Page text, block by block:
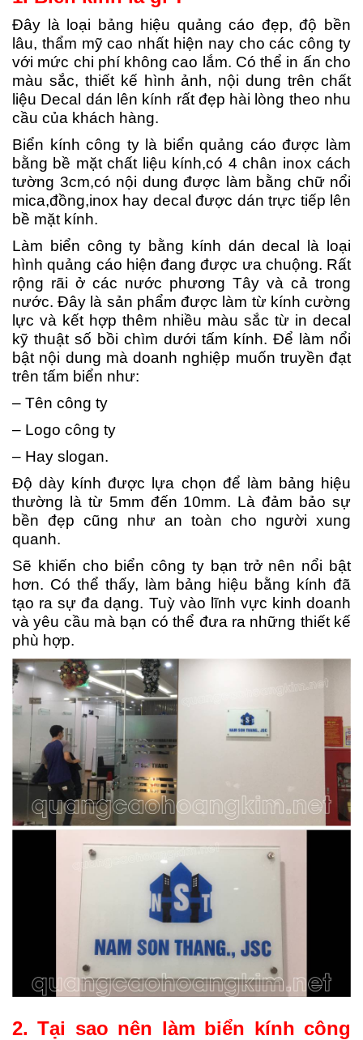
Đây là loại bảng hiệu quảng cáo đẹp, độ bền
lâu, thẩm mỹ cao nhất hiện nay cho các công ty
với mức chi phí không cao lắm. Có thể in ấn cho
màu sắc, thiết kế hình ảnh, nội dung trên chất
liệu Decal dán lên kính rất đẹp hài lòng theo nhu
cầu của khách hàng.
Biển kính công ty là biển quảng cáo được làm
bằng bề mặt chất liệu kính,có 4 chân inox cách
tường 3cm,có nội dung được làm bằng chữ nổi
mica,đồng,inox hay decal được dán trực tiếp lên
bề mặt kính.
Làm biển công ty bằng kính dán decal là loại
hình quảng cáo hiện đang được ưa chuộng. Rất
rộng rãi ở các nước phương Tây và cả trong
nước. Đây là sản phẩm được làm từ kính cường
lực và kết hợp thêm nhiều màu sắc từ in decal
kỹ thuật số bồi chìm dưới tấm kính. Để làm nổi
bật nội dung mà doanh nghiệp muốn truyền đạt
trên tấm biển như:
– Tên công ty
– Logo công ty
– Hay slogan.
Độ dày kính được lựa chọn để làm bảng hiệu
thường là từ 5mm đến 10mm. Là đảm bảo sự
bền đẹp cũng như an toàn cho người xung
quanh.
Sẽ khiến cho biển công ty bạn trở nên nổi bật
hơn. Có thể thấy, làm bảng hiệu bằng kính đã
tạo ra sự đa dạng. Tuỳ vào lĩnh vực kinh doanh
và yêu cầu mà bạn có thể đưa ra những thiết kế
phù hợp.
2. Tại sao nên làm biển kính công